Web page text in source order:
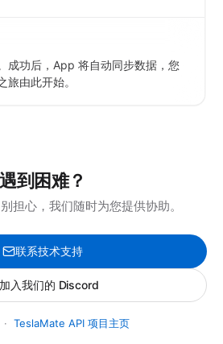
成功后，App 将自动同步数据，您
旅由此开始。
遇到困难？
担心，我们随时为您提供协助。
联系技术支持
入我们的 Discord
· TeslaMate API 项目主页